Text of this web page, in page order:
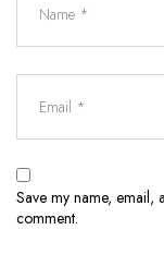
Save my name, email,
comment.